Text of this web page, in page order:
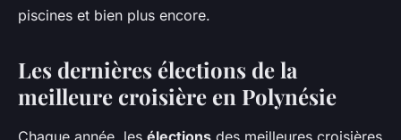
piscines et bien plus encore.
Les dernières élections de la
meilleure croisière en Polynésie
Chaque année, les élections des meilleures croisières